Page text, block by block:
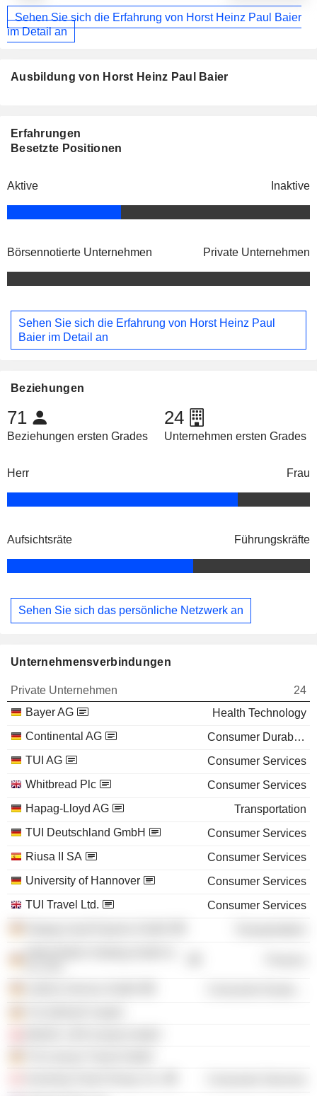
Sehen Sie sich die Erfahrung von Horst Heinz Paul Baier
im Detail an
Ausbildung von Horst Heinz Paul Baier
Erfahrungen
Besetzte Positionen
Aktive Inaktive
Börsennotierte Unternehmen Private Unternehmen
Sehen Sie sich die Erfahrung von Horst Heinz Paul
Baier im Detail an
Beziehungen
71
Beziehungen ersten Grades
24
Unternehmen ersten Grades
Herr Frau
Aufsichtsräte Führungskräfte
Sehen Sie sich das persönliche Netzwerk an
Unternehmensverbindungen
Private Unternehmen
24
Bayer AG
Health Technology
Continental AG
Consumer Durables
TUI AG
Consumer Services
Whitbread Plc
Consumer Services
Hapag-Lloyd AG
Transportation
TUI Deutschland GmbH
Consumer Services
Riusa II SA
Consumer Services
University of Hannover
Consumer Services
TUI Travel Ltd.
Consumer Services